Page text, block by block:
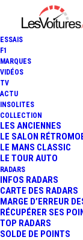
ESSAIS
F1
MARQUES
VIDÉOS
TV
ACTU
INSOLITES
COLLECTION
LES ANCIENNES
LE SALON
LE MANS CLASSIC
LE TOUR AUTO
RADARS
INFOS RADARS
CARTE DES RADARS
MARGE D’ERREUR
RÉCUPÉRER SES
TOP RADARS
SOLDE DE POINTS
12 mars 2014